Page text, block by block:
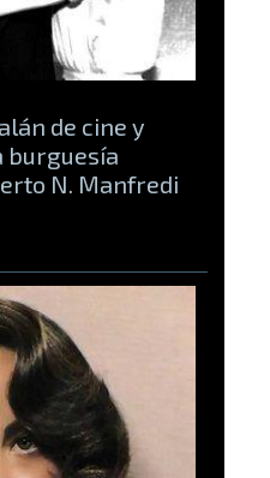
de cine y
burguesía
N. Manfredi